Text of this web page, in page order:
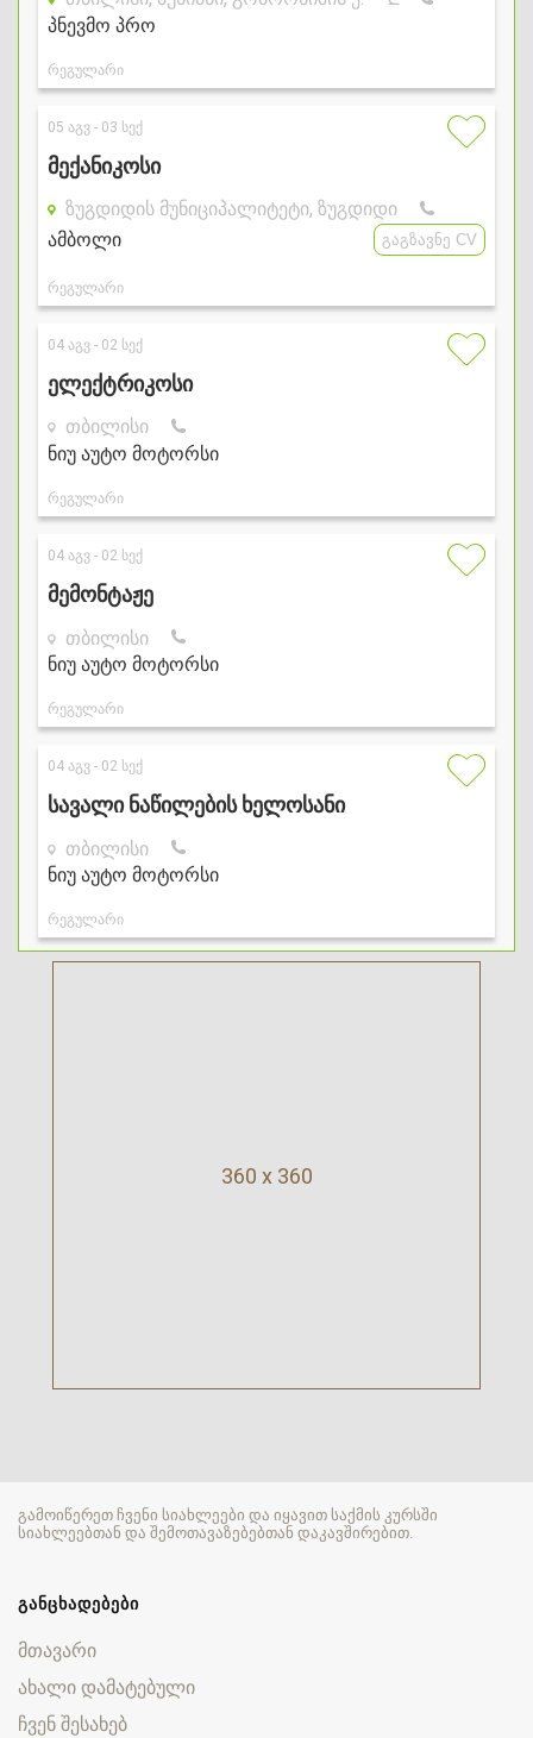
360 x 360
გამოიწერეთ ჩვენი სიახლეები და იყავით საქმის კურსში
სიახლეებთან და შემოთავაზებებთან დაკავშირებით.
ᲒᲐᲜᲪᲮᲐᲓᲔᲑᲔᲑᲘ
მთავარი
ახალი დამატებული
ჩვენ შესახებ